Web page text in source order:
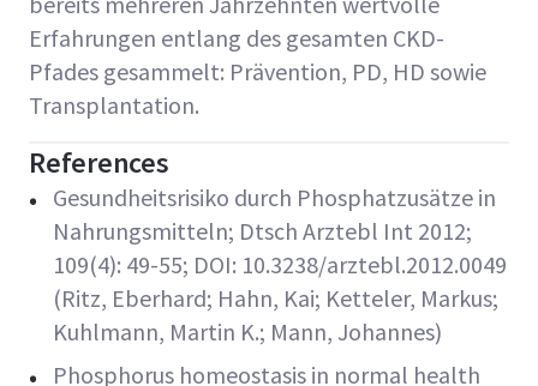
Erfahrungen entlang des gesamten CKD-
Pfades gesammelt: Prävention, PD, HD sowie
Transplantation.
References
Gesundheitsrisiko durch Phosphatzusätze in
Nahrungsmitteln; Dtsch Arztebl Int 2012;
109(4): 49-55; DOI: 10.3238/arztebl.2012.0049
(Ritz, Eberhard; Hahn, Kai; Ketteler, Markus;
Kuhlmann, Martin K.; Mann, Johannes)
Phosphorus homeostasis in normal health